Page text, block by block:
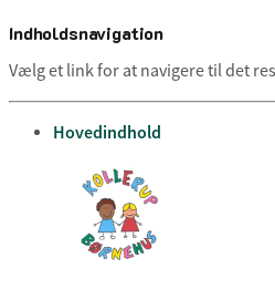
Indholdsnavigation
Vælg et link for at navigere til det
gå til
Hovedindhold